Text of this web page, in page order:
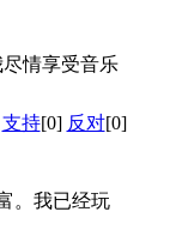
情享受音乐
支持[0] 反对[0]
。我已经玩